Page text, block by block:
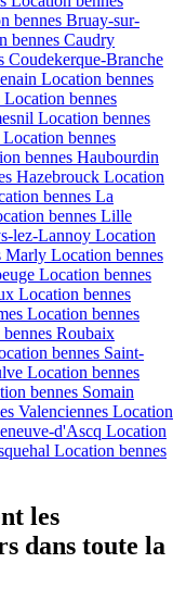
bennes Bruay-sur-
bennes Caudry
Coudekerque-Branche
Location bennes
Location bennes
Location bennes
Location bennes
bennes Haubourdin
Hazebrouck Location
bennes La
bennes Lille
lez-Lannoy Location
Marly Location bennes
Location bennes
Location bennes
Location bennes
Roubaix
bennes Saint-
Location bennes
bennes Somain
Valenciennes Location
d'Ascq Location
Location bennes
les
dans toute la